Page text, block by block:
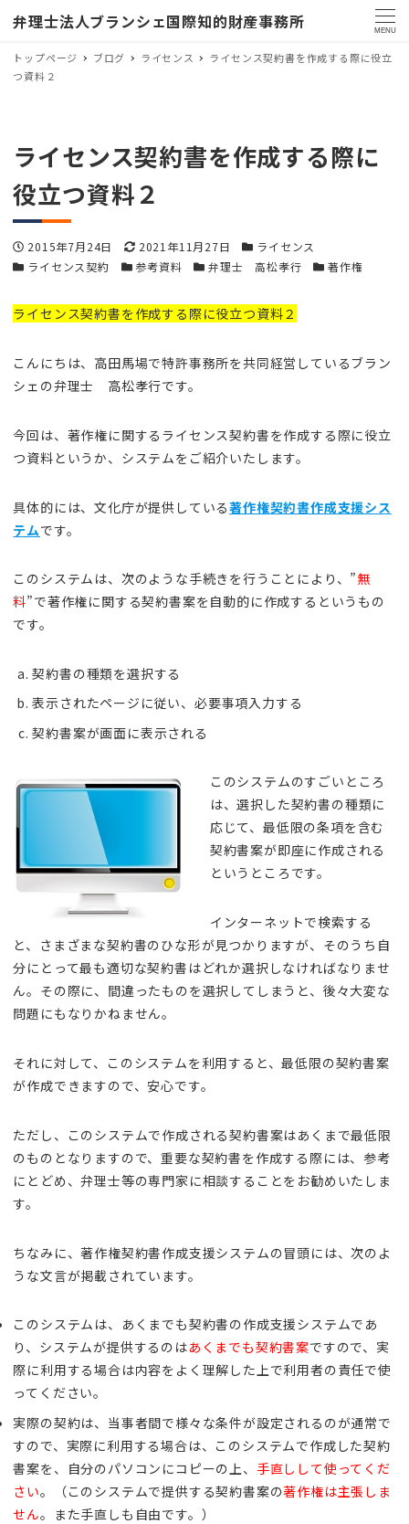
弁理士法人ブランシェ国際知的財産事務所 MENU
トップページ ブログ ライセンス
ライセンス契約書を作成する際に役立
つ資料２
ライセンス契約書を作成する際に
役立つ資料２
投稿日
2015年7月24日 更新日
2021年11月27日 カテゴリー
ライセンス
カテゴリー
ライセンス契約 カテゴリー
参考資料 カテゴリー
弁理士 高松孝行 カテゴリー
著作権
ライセンス契約書を作成する際に役立つ資料２
こんにちは、高田馬場で特許事務所を共同経営しているブラン
シェの弁理士 高松孝行です。
今回は、著作権に関するライセンス契約書を作成する際に役立
つ資料というか、システムをご紹介いたします。
具体的には、文化庁が提供している著作権契約書作成支援シス
テムです。
このシステムは、次のような手続きを行うことにより、”無
料”で著作権に関する契約書案を自動的に作成するというもの
です。
契約書の種類を選択する
表示されたページに従い、必要事項入力する
契約書案が画面に表示される
このシステムのすごいところ
は、選択した契約書の種類に
応じて、最低限の条項を含む
契約書案が即座に作成される
というところです。
インターネットで検索する
と、さまざまな契約書のひな形が見つかりますが、そのうち自
分にとって最も適切な契約書はどれか選択しなければなりませ
ん。その際に、間違ったものを選択してしまうと、後々大変な
問題にもなりかねません。
それに対して、このシステムを利用すると、最低限の契約書案
が作成できますので、安心です。
ただし、このシステムで作成される契約書案はあくまで最低限
のものとなりますので、重要な契約書を作成する際には、参考
にとどめ、弁理士等の専門家に相談することをお勧めいたしま
す。
ちなみに、著作権契約書作成支援システムの冒頭には、次のよ
うな文言が掲載されています。
このシステムは、あくまでも契約書の作成支援システムであ
り、システムが提供するのはあくまでも契約書案ですので、実
際に利用する場合は内容をよく理解した上で利用者の責任で使
ってください。
実際の契約は、当事者間で様々な条件が設定されるのが通常で
すので、実際に利用する場合は、このシステムで作成した契約
書案を、自分のパソコンにコピーの上、 手直しして使ってくだ
さい。（このシステムで提供する契約書案の著作権は主張しま
せん。また手直しも自由です。）